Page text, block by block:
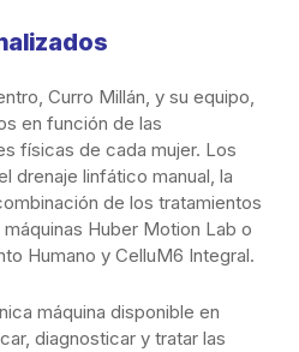
Curro Millán, y su equipo,
en función de las
físicas de cada mujer. Los
drenaje linfático manual, la
de los tratamientos
Huber Motion Lab o
Humano y CelluM6 Integral.
máquina disponible en
diagnosticar y tratar las